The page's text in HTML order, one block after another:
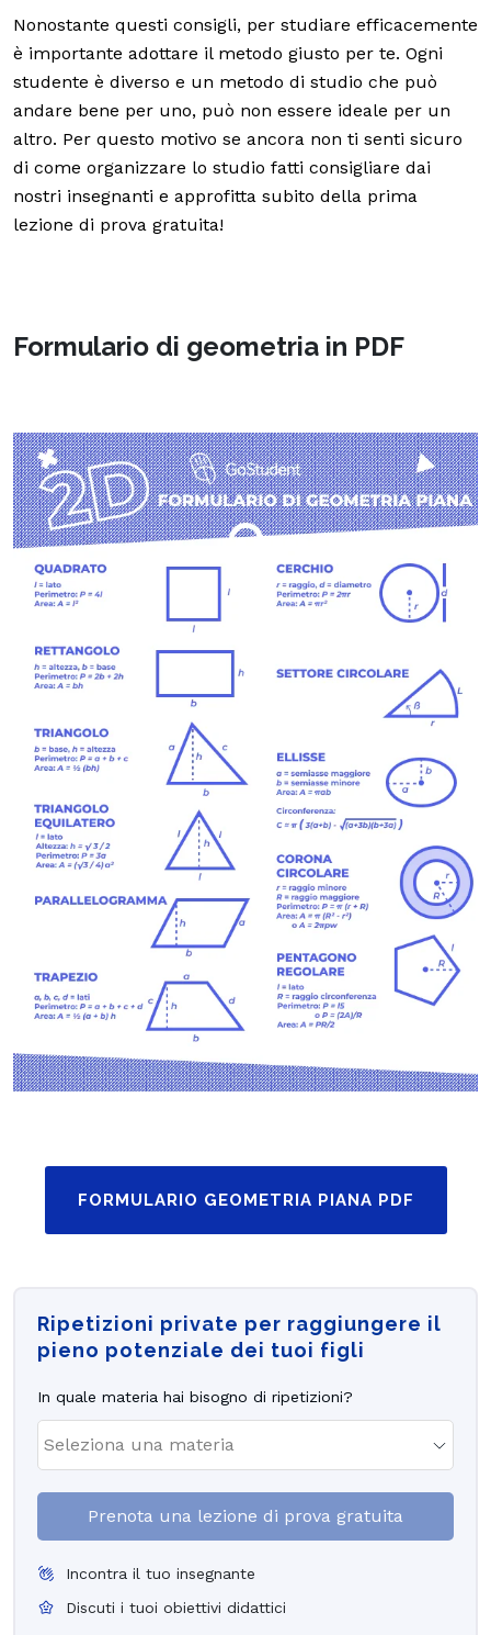
Nonostante questi consigli, per studiare efficacemente
è importante adottare il metodo giusto per te. Ogni
studente è diverso e un metodo di studio che può
andare bene per uno, può non essere ideale per un
altro. Per questo motivo se ancora non ti senti sicuro
di come organizzare lo studio fatti consigliare dai
nostri insegnanti e approfitta subito della prima
lezione di prova gratuita!
Formulario di geometria in PDF
FORMULARIO GEOMETRIA PIANA PDF
Ripetizioni private per raggiungere il
pieno potenziale dei tuoi figli
In quale materia hai bisogno di ripetizioni?
Prenota una lezione di prova gratuita
Incontra il tuo insegnante
Discuti i tuoi obiettivi didattici